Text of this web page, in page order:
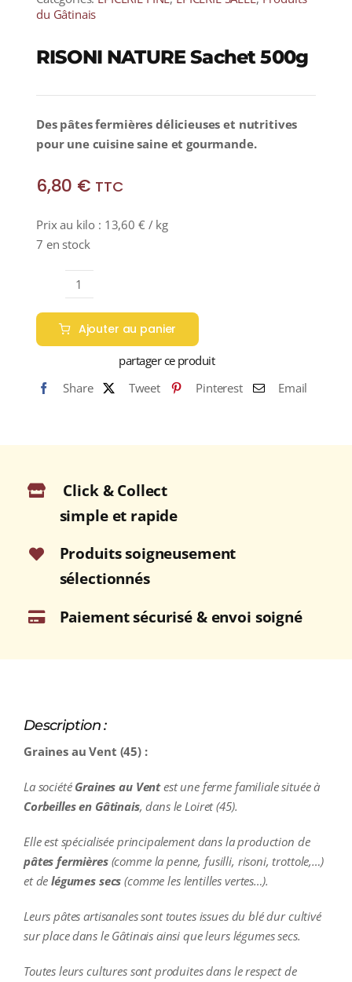
du Gâtinais
RISONI NATURE Sachet 500g
Des pâtes fermières délicieuses et nutritives
pour une cuisine saine et gourmande.
6,80 € TTC
Prix au kilo : 13,60 € / kg
7 en stock
quantité
de
RISONI
NATURE
500g
Ajouter au panier
partager ce produit
Share
Tweet Pinterest Email
Click & Collect
simple et rapide
Produits soigneusement
sélectionnés
Paiement sécurisé & envoi soigné
Description :
Graines au Vent (45) :
La société Graines au Ventest une ferme familiale située à
Corbeilles en Gâtinais, dans le Loiret (45).
Elle est spécialisée principalement dans la production de
pâtes fermières (comme la penne, fusilli, risoni, trottole,…)
et delégumes secs(comme les lentilles vertes…).
Leurs pâtes artisanales sont toutes issues du blé dur cultivé
sur place dans le Gâtinais ainsi que leurs légumes secs.
Toutes leurs cultures sont produites dans le respect de